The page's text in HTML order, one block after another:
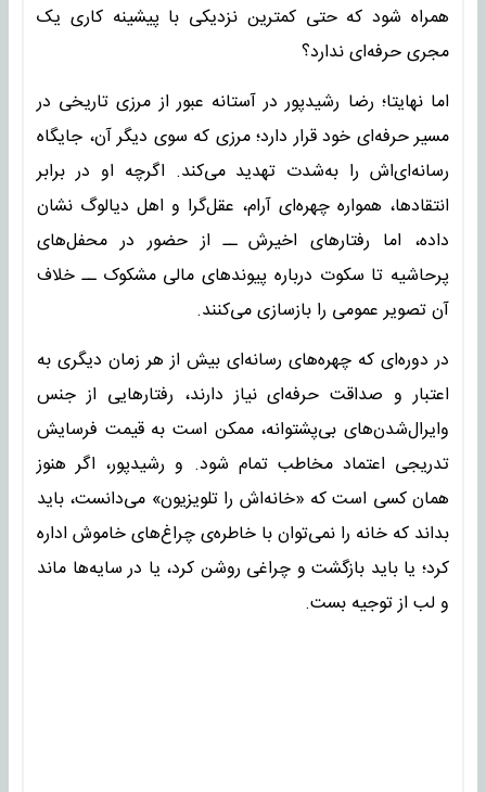
همراه شود که حتی کمترین نزدیکی با پیشینه کاری یک
مجری حرفه‌ای ندارد؟
اما نهایتا؛ رضا رشیدپور در آستانه‌ عبور از مرزی تاریخی در
مسیر حرفه‌ای خود قرار دارد؛ مرزی که سوی دیگر آن، جایگاه
رسانه‌ای‌اش را به‌شدت تهدید می‌کند. اگرچه او در برابر
انتقادها، همواره چهره‌ای آرام، عقل‌گرا و اهل دیالوگ نشان
داده، اما رفتارهای اخیرش ــ از حضور در محفل‌های
پرحاشیه تا سکوت درباره پیوندهای مالی مشکوک ــ خلاف
آن تصویر عمومی را بازسازی می‌کنند.
در دوره‌ای که چهره‌های رسانه‌ای بیش از هر زمان دیگری به
اعتبار و صداقت حرفه‌ای نیاز دارند، رفتارهایی از جنس
وایرال‌شدن‌های بی‌پشتوانه، ممکن است به قیمت فرسایش
تدریجی اعتماد مخاطب تمام شود. و رشیدپور، اگر هنوز
همان کسی است که «خانه‌اش را تلویزیون» می‌دانست، باید
بداند که خانه را نمی‌توان با خاطره‌ی چراغ‌های خاموش اداره
کرد؛ یا باید بازگشت و چراغی روشن کرد، یا در سایه‌ها ماند
و لب از توجیه بست.